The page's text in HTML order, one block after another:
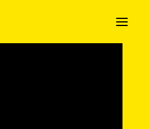
ÉQUIPE,